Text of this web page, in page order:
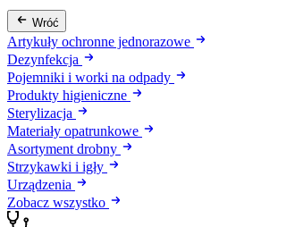
Wróć
Artykuły ochronne jednorazowe
Dezynfekcja
Pojemniki i worki na odpady
Produkty higieniczne
Sterylizacja
Materiały opatrunkowe
Asortyment drobny
Strzykawki i igły
Urządzenia
Zobacz wszystko